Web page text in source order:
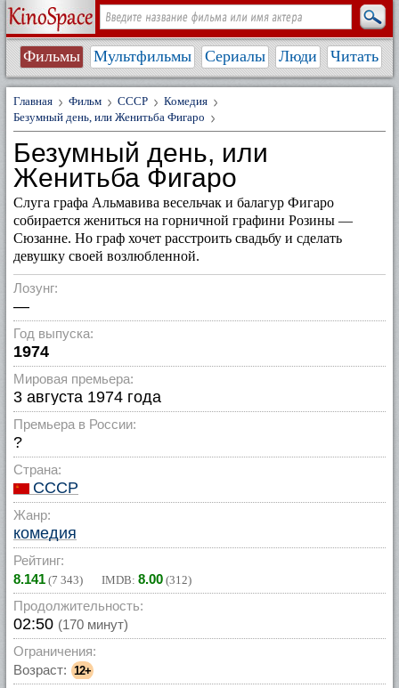
Фильмы Мультфильмы Сериалы Люди Читать
Главная Фильм СССР
Комедия
Безумный день, или Женитьба Фигаро
Безумный день, или
Женитьба Фигаро
Слуга графа Альмавива весельчак и балагур Фигаро
собирается жениться на горничной графини Розины —
Сюзанне. Но граф хочет расстроить свадьбу и сделать
девушку своей возлюбленной.
Лозунг:
—
Год выпуска:
1974
Мировая премьера:
3 августа 1974 года
Премьера в России:
?
Страна:
СССР
Жанр:
комедия
Рейтинг:
8.141 (7 343) IMDB: 8.00 (312)
Продолжительность:
02:50 (170 минут)
Ограничения:
Возраст: 12+